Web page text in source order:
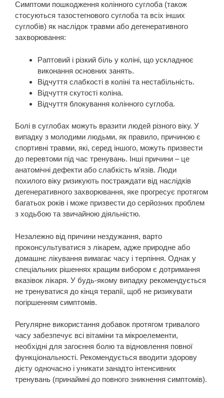
Симптоми пошкодження колінного суглоба (також
стосуються тазостегнового суглоба та всіх інших
суглобів) як наслідок травми або дегенеративного
захворювання:
Раптовий і різкий біль у коліні, що ускладнює
виконання основних занять.
Відчуття слабкості в коліні та нестабільність.
Відчуття скутості коліна.
Відчуття блокування колінного суглоба.
Болі в суглобах можуть вразити людей різного віку. У
випадку з молодими людьми, як правило, причиною є
спортивні травми, які, серед іншого, можуть призвести
до перевтоми під час тренувань. Інші причини – це
анатомічні дефекти або слабкість м’язів. Люди
похилого віку ризикують постраждати від наслідків
дегенеративного захворювання, яке прогресує протягом
багатьох років і може призвести до серйозних проблем
з ходьбою та звичайною діяльністю.
Незалежно від причини нездужання, варто
проконсультуватися з лікарем, адже природне або
домашнє лікування вимагає часу і терпіння. Однак у
спеціальних рішеннях кращим вибором є дотримання
вказівок лікаря. У будь-якому випадку рекомендується
не тренуватися до кінця терапії, щоб не ризикувати
погіршенням симптомів.
Регулярне використання добавок протягом тривалого
часу забезпечує всі вітаміни та мікроелементи,
необхідні для загоєння болю та відновлення повної
функціональності. Рекомендується вводити здорову
дієту одночасно і уникати занадто інтенсивних
тренувань (принаймні до повного зникнення симптомів).